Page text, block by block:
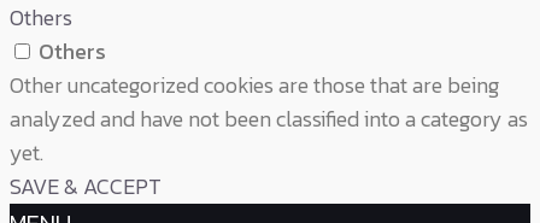
Others
Others
Other uncategorized cookies are those that are being
analyzed and have not been classified into a category as
yet.
SAVE & ACCEPT